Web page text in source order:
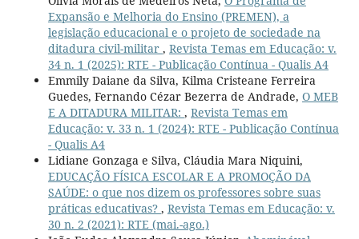
Expansão e Melhoria do Ensino (PREMEN), a
legislação educacional e o projeto de sociedade na
ditadura civil-militar , Revista Temas em Educação: v.
34 n. 1 (2025): RTE - Publicação Contínua - Qualis A4
Emmily Daiane da Silva, Kilma Cristeane Ferreira
Guedes, Fernando Cézar Bezerra de Andrade, O MEB
E A DITADURA MILITAR: , Revista Temas em
Educação: v. 33 n. 1 (2024): RTE - Publicação Contínua
- Qualis A4
Lidiane Gonzaga e Silva, Cláudia Mara Niquini,
EDUCAÇÃO FÍSICA ESCOLAR E A PROMOÇÃO DA
SAÚDE: o que nos dizem os professores sobre suas
práticas educativas? , Revista Temas em Educação: v.
30 n. 2 (2021): RTE (mai.-ago.)